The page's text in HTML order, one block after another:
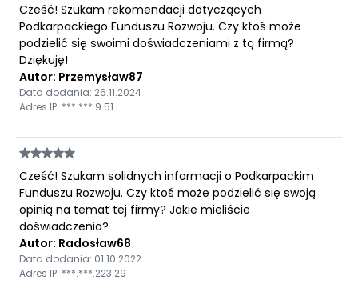
Cześć! Szukam rekomendacji dotyczących
Podkarpackiego Funduszu Rozwoju. Czy ktoś może
podzielić się swoimi doświadczeniami z tą firmą?
Dziękuję!
Autor: Przemysław87
Data dodania: 26.11.2024
Adres IP: ***.***.9.51
Cześć! Szukam solidnych informacji o Podkarpackim
Funduszu Rozwoju. Czy ktoś może podzielić się swoją
opinią na temat tej firmy? Jakie mieliście
doświadczenia?
Autor: Radosław68
Data dodania: 01.10.2022
Adres IP: ***.***.223.29